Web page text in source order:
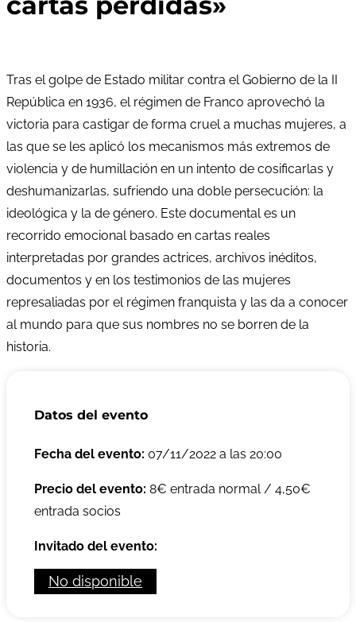
Tras el golpe de Estado militar contra el Gobierno de la II
República en 1936, el régimen de Franco aprovechó la
victoria para castigar de forma cruel a muchas mujeres, a
las que se les aplicó los mecanismos más extremos de
violencia y de humillación en un intento de cosificarlas y
deshumanizarlas, sufriendo una doble persecución: la
ideológica y la de género. Este documental es un
recorrido emocional basado en cartas reales
interpretadas por grandes actrices, archivos inéditos,
documentos y en los testimonios de las mujeres
represaliadas por el régimen franquista y las da a conocer
al mundo para que sus nombres no se borren de la
historia.
Datos del evento
Fecha del evento: 07/11/2022 a las 20:00
Precio del evento: 8€ entrada normal / 4,50€
entrada socios
Invitado del evento:
No disponible